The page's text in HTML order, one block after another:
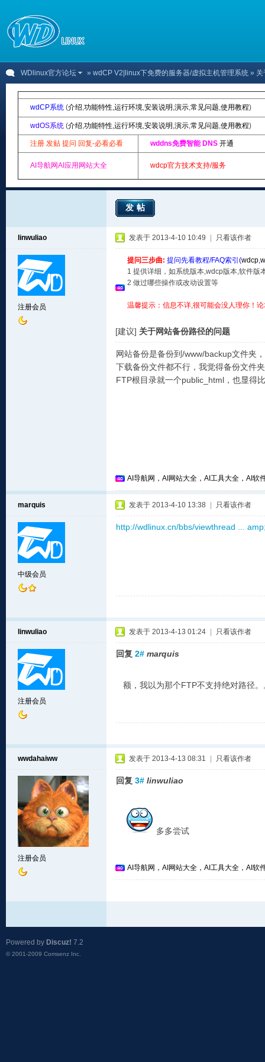
WDlinux官方论坛 » wdCP V2|linux下免费的服务器/虚拟主机管理系统 » 关
wdCP系统 (介绍,功能特性,运行环境,安装说明 ,演示,常见问题,使用教程)
wdOS系统 (介绍,功能特性,运行环境,安装说明 ,演示,常见问题,使用教程)
注册 发贴 提问 回复-必看必看 wddns免费智能 DNS 开通
AI导航网AI应用网站大全 wdcp官方技术支持/服务
发帖
linwuliao
注册会员
发表于 2013-4-10 10:49 只看该作者
提问三步曲: 提问先看教程/FAQ索引(wdcp,
1 提供详细，如系统版本,wdcp版本,软件版
2 做过哪些操作或改动设置等
温馨提示：信息不详,很可能会没人理你！
[建议] 关于网站备份路径的问题
网站备份是备份到/www/backup文件夹
下载备份文件都不行，我觉得备份文件
FTP根目录就一个public_html，也显得
AI导航网，AI网站大全，AI工具大全，AI软
marquis
中级会员
发表于 2013-4-10 13:38 只看该作者
http://wdlinux.cn/bbs/viewthread ...
linwuliao
注册会员
发表于 2013-4-13 01:24 只看该作者
回复 2# marquis
额，我以为那个FTP不支持绝对路径
wwdahaiww
注册会员
发表于 2013-4-13 08:31 只看该作者
回复 3# linwuliao
多多尝试
AI导航网，AI网站大全，AI工具大全，AI软
Powered by Discuz! 7.2
© 2001-2009 Comsenz Inc.